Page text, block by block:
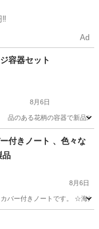
‼️
Ad
容器セット
8月6日
品のある花柄の容器で新品未
付きノート 、色々な
品
8月6日
バー付きノートです。 ☆海